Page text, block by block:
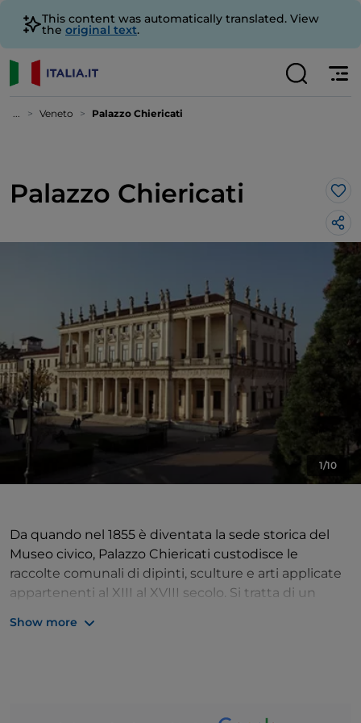
This content was automatically translated. View
the original text.
... Veneto Palazzo Chiericati
Palazzo Chiericati
1/10
Da quando nel 1855 è diventata la sede storica del
Museo civico, Palazzo Chiericati custodisce le
raccolte comunali di dipinti, sculture e arti applicate
appartenenti al XIII al XVIII secolo. Si tratta di un
Show more